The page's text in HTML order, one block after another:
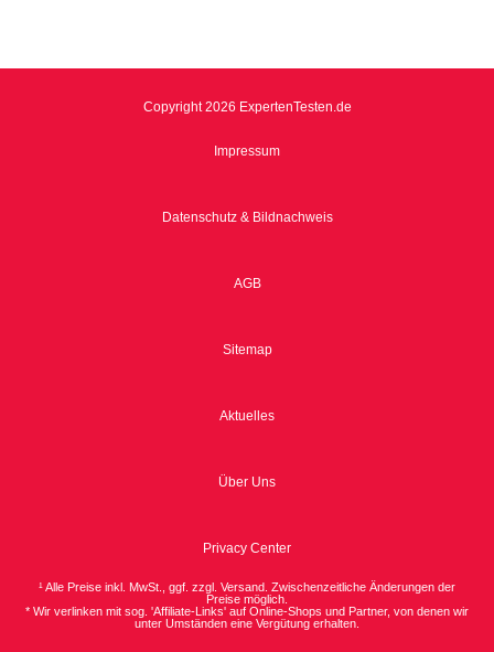
Copyright 2026 ExpertenTesten.de
Impressum
Datenschutz & Bildnachweis
AGB
Sitemap
Aktuelles
Über Uns
Privacy Center
¹ Alle Preise inkl. MwSt., ggf. zzgl. Versand. Zwischenzeitliche Änderungen der
Preise möglich.
* Wir verlinken mit sog. 'Affiliate-Links' auf Online-Shops und Partner, von denen wir
unter Umständen eine Vergütung erhalten.